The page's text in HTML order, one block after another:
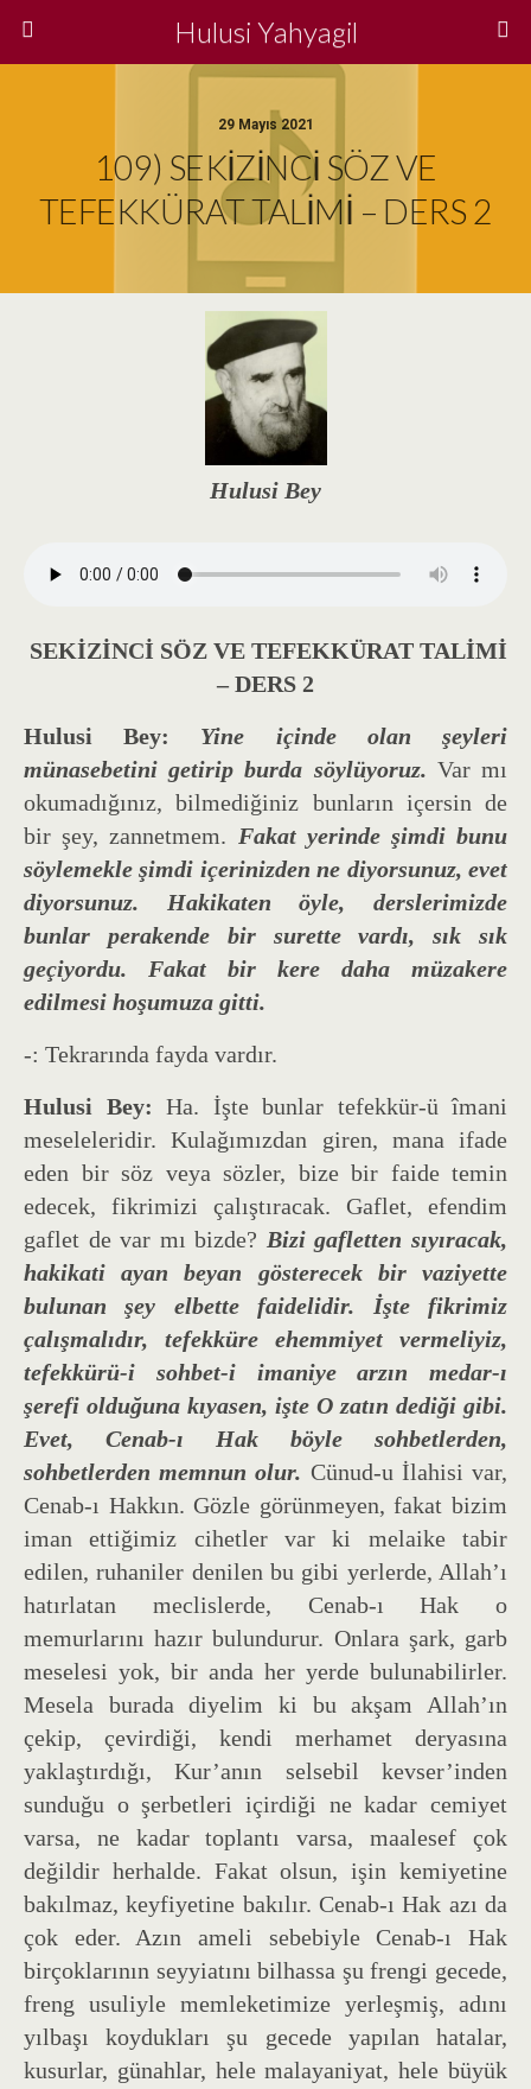
Hulusi Yahyagil
29 Mayıs 2021
109) SEKİZİNCİ SÖZ VE
TEFEKKÜRAT TALİMİ – DERS 2
Hulusi Bey
SEKİZİNCİ SÖZ VE TEFEKKÜRAT TALİMİ
– DERS 2
Hulusi Bey:
Yine içinde olan şeyleri
münasebetini getirip burda söylüyoruz. Var mı
okumadığınız, bilmediğiniz bunların içersin de
bir şey, zannetmem. Fakat yerinde şimdi bunu
söylemekle şimdi içerinizden ne diyorsunuz, evet
diyorsunuz. Hakikaten öyle, derslerimizde
bunlar perakende bir surette vardı, sık sık
geçiyordu. Fakat bir kere daha müzakere
edilmesi hoşumuza gitti.
-: Tekrarında fayda vardır.
Hulusi Bey: Ha. İşte bunlar tefekkür-ü îmani
meseleleridir. Kulağımızdan giren, mana ifade
eden bir söz veya sözler, bize bir faide temin
edecek, fikrimizi çalıştıracak. Gaflet, efendim
gaflet de var mı bizde? Bizi gafletten sıyıracak,
hakikati ayan beyan gösterecek bir vaziyette
bulunan şey elbette faidelidir. İşte fikrimiz
çalışmalıdır, tefekküre ehemmiyet vermeliyiz,
tefekkürü-i sohbet-i imaniye arzın medar-ı
şerefi olduğuna kıyasen, işte O zatın dediği gibi.
Evet, Cenab-ı Hak böyle sohbetlerden,
sohbetlerden memnun olur. Cünud-u İlahisi var,
Cenab-ı Hakkın. Gözle görünmeyen, fakat bizim
iman ettiğimiz cihetler var ki melaike tabir
edilen, ruhaniler denilen bu gibi yerlerde, Allah’ı
hatırlatan meclislerde, Cenab-ı Hak o
memurlarını hazır bulundurur. Onlara şark, garb
meselesi yok, bir anda her yerde bulunabilirler.
Mesela burada diyelim ki bu akşam Allah’ın
çekip, çevirdiği, kendi merhamet deryasına
yaklaştırdığı, Kur’anın selsebil kevser’inden
sunduğu o şerbetleri içirdiği ne kadar cemiyet
varsa, ne kadar toplantı varsa, maalesef çok
değildir herhalde. Fakat olsun, işin kemiyetine
bakılmaz, keyfiyetine bakılır. Cenab-ı Hak azı da
çok eder. Azın ameli sebebiyle Cenab-ı Hak
birçoklarının seyyiatını bilhassa şu frengi gecede,
freng usuliyle memleketimize yerleşmiş, adını
yılbaşı koydukları şu gecede yapılan hatalar,
kusurlar, günahlar, hele malayaniyat, hele büyük